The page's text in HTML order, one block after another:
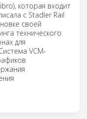
которая входит
с Stadler Rail
своей
технического
для
VCM-